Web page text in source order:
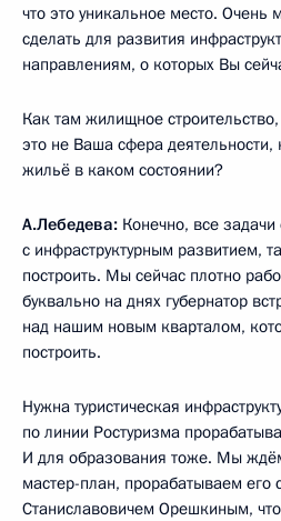
что это уникальное место. Очень
сделать для развития
направлениям, о которых Вы
Как там жилищное
это не Ваша сфера
жильё в каком состоянии?
А.Лебедева: Конечно, все
с инфраструктурным развитием,
построить. Мы сейчас плотно
буквально на днях губернатор
над нашим новым кварталом,
построить.
Нужна туристическая
по линии Ростуризма
И для образования тоже. Мы
мастер-план, прорабатываем
Станиславовичем Орешкиным,